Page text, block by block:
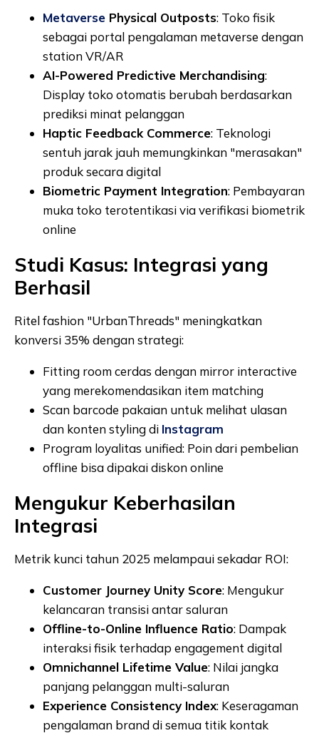
Metaverse Physical Outposts: Toko fisik
sebagai portal pengalaman metaverse dengan
station VR/AR
AI-Powered Predictive Merchandising:
Display toko otomatis berubah berdasarkan
prediksi minat pelanggan
Haptic Feedback Commerce: Teknologi
sentuh jarak jauh memungkinkan "merasakan"
produk secara digital
Biometric Payment Integration: Pembayaran
muka toko terotentikasi via verifikasi biometrik
online
Studi Kasus: Integrasi yang
Berhasil
Ritel fashion "UrbanThreads" meningkatkan
konversi 35% dengan strategi:
Fitting room cerdas dengan mirror interactive
yang merekomendasikan item matching
Scan barcode pakaian untuk melihat ulasan
dan konten styling di Instagram
Program loyalitas unified: Poin dari pembelian
offline bisa dipakai diskon online
Mengukur Keberhasilan
Integrasi
Metrik kunci tahun 2025 melampaui sekadar ROI:
Customer Journey Unity Score: Mengukur
kelancaran transisi antar saluran
Offline-to-Online Influence Ratio: Dampak
interaksi fisik terhadap engagement digital
Omnichannel Lifetime Value: Nilai jangka
panjang pelanggan multi-saluran
Experience Consistency Index: Keseragaman
pengalaman brand di semua titik kontak